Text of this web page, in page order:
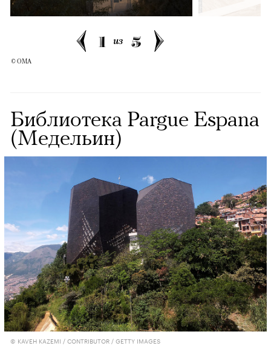
1 из 5
© OMA
Библиотека Pargue Espana
(Медельин)
© KAVEH KAZEMI / CONTRIBUTOR / GETTY IMAGES